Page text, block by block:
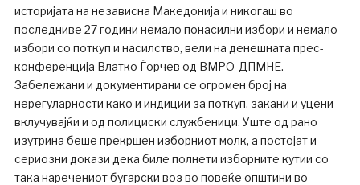
историјата на независна Македонија и никогаш во
последниве 27 години немало понасилни избори и немало
избори со поткуп и насилство, вели на денешната прес-
конференција Влатко Ѓорчев од ВМРО-ДПМНЕ.-
Забележани и документирани се огромен број на
нерегуларности како и индиции за поткуп, закани и уцени
вклучувајќи и од полициски службеници. Уште од рано
изутрина беше прекршен изборниот молк, а постојат и
сериозни докази дека биле полнети изборните кутии со
така наречениот бугарски воз во повеќе општини во